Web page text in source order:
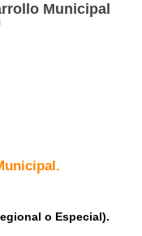
Municipal
o Especial).